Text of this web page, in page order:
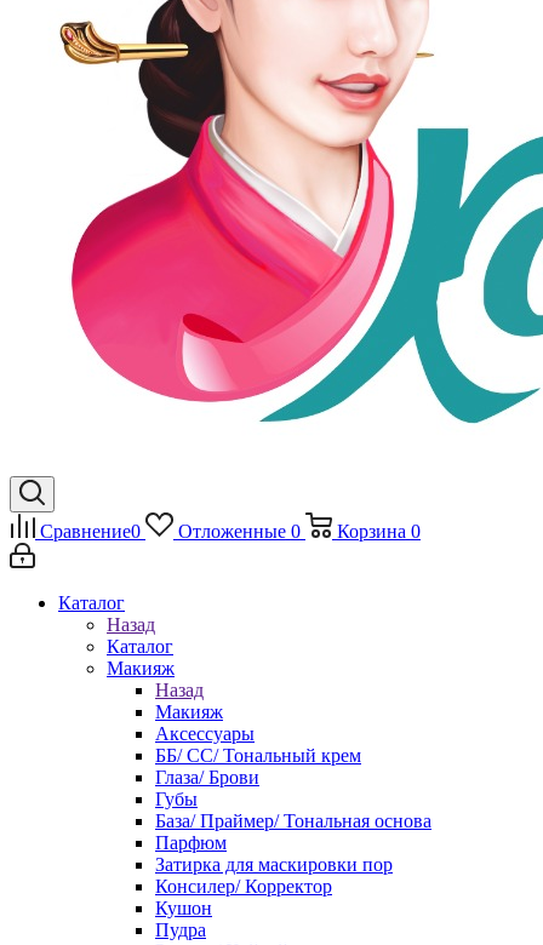
Сравнение0 Отложенные 0 Корзина 0
Каталог
Назад
Каталог
Макияж
Назад
Макияж
Аксессуары
ББ/ СС/ Тональный крем
Глаза/ Брови
Губы
База/ Праймер/ Тональная основа
Парфюм
Затирка для маскировки пор
Консилер/ Корректор
Кушон
Пудра